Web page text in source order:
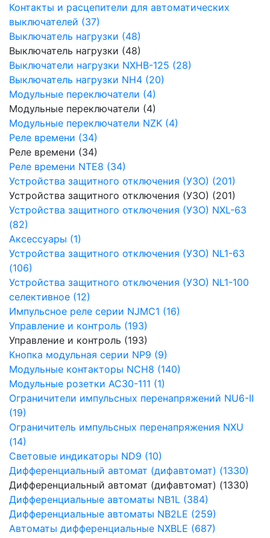
Контакты и расцепители для автоматических
выключателей (37)
Выключатель нагрузки (48)
Выключатель нагрузки (48)
Выключатели нагрузки NXHB-125 (28)
Выключатель нагрузки NH4 (20)
Модульные переключатели (4)
Модульные переключатели (4)
Модульные переключатели NZK (4)
Реле времени (34)
Реле времени (34)
Реле времени NTE8 (34)
Устройства защитного отключения (УЗО) (201)
Устройства защитного отключения (УЗО) (201)
Устройства защитного отключения (УЗО) NXL-63
(82)
Аксессуары (1)
Устройства защитного отключения (УЗО) NL1-63
(106)
Устройства защитного отключения (УЗО) NL1-100
селективное (12)
Импульсное реле серии NJMC1 (16)
Управление и контроль (193)
Управление и контроль (193)
Кнопка модульная серии NP9 (9)
Модульные контакторы NCH8 (140)
Модульные розетки AC30-111 (1)
Ограничители импульсных перенапряжений NU6-Ⅱ
(19)
Ограничитель импульсных перенапряжения NXU
(14)
Световые индикаторы ND9 (10)
Дифференциальный автомат (дифавтомат) (1330)
Дифференциальный автомат (дифавтомат) (1330)
Дифференциальные автоматы NB1L (384)
Дифференциальные автоматы NB2LE (259)
Автоматы дифференциальные NXBLE (687)